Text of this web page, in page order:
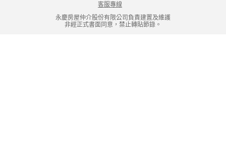
客服專線
永慶房屋仲介股份有限公司負責建置及維護
非經正式書面同意，禁止轉貼節錄。